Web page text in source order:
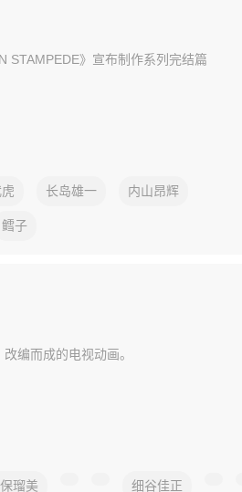
STAMPEDE》宣布制作系列完结篇
长岛雄一 内山昂辉
鳕子
亡台球》改编而成的电视动画。
瑠美 细谷佳正